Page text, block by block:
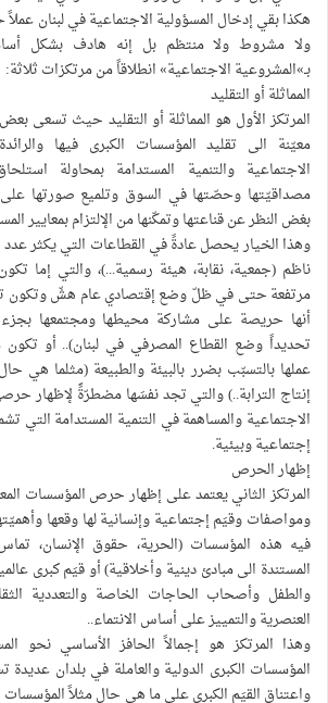
هكذا بقي إدخال المسؤولية الاجتماعية في لبنان
ولا مشروط ولا منتظم بل إنه هادف بشكل
بـ»المشروعية الاجتماعية» انطلاقاً من مرتكزات ثلاثة:
المماثلة أو التقليد
المرتكز الأول هو المماثلة أو التقليد حيث تسعى
معيّنة الى تقليد المؤسسات الكبرى فيها
الاجتماعية والتنمية المستدامة بمحاولة
مصداقيّتها وحصّتها في السوق وتلميع صورتها
بغض النظر عن قناعتها وتمكّنها من الإلتزام بمعايير
وهذا الخيار يحصل عادةً في القطاعات التي يكثر
ناظم (جمعية، نقابة، هيئة رسمية...)، والتي إما
مرتفعة حتى في ظلّ وضع إقتصادي عام هشّ وتكون
أنها حريصة على مشاركة محيطها ومجتمعها
تحديداً وضع القطاع المصرفي في لبنان).. أو
عملها بالتسبّب بضرر بالبيئة والطبيعة (مثلما هي
إنتاج الترابة..) والتي تجد نفسَها مضطرّةًَ لإظهار
الاجتماعية والمساهمة في التنمية المستدامة التي
إجتماعية وبيئية.
إظهار الحرص
المرتكز الثاني يعتمد على إظهار حرص المؤسسات
ومواصفات وقيَم إجتماعية وإنسانية لها وقعها
فيه هذه المؤسسات (الحرية، حقوق الإنسان، تماس
المستندة الى مبادئ دينية وأخلاقية) أو قيَم كبرى
والطفل وأصحاب الحاجات الخاصة والتعددية
العنصرية والتمييز على أساس الانتماء..
وهذا المرتكز هو إجمالاً الحافز الأساسي نحو
المؤسسات الكبرى الدولية والعاملة في بلدان
واعتناق القيَم الكبرى على ما هي حال مثلاً المؤسسات